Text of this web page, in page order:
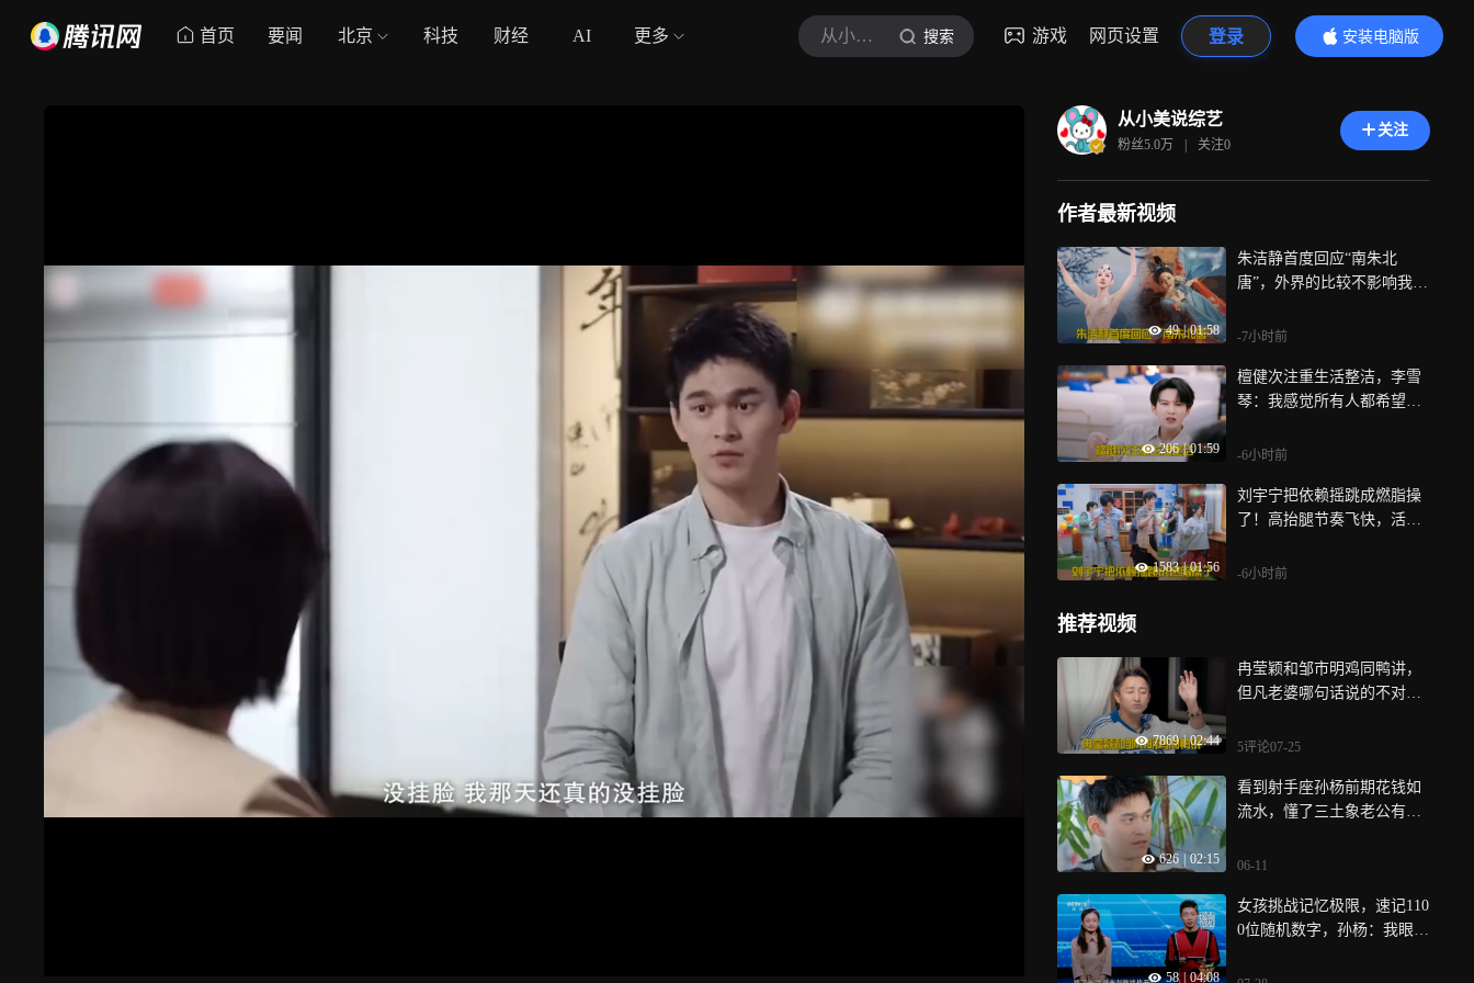
首页 要闻 北京 科技 财经 AI 更多 从小美说综艺 搜索 游戏 网页设置 登录
安装电脑版
内容更精彩
从小美说综艺
粉丝5.0万 | 关注0
关注
作者最新视频
49 | 01:58
朱洁静首度回应“南朱北
唐”，外界的比较不影响我和
-7小时前
206 | 01:59
檀健次注重生活整洁，李雪
琴：我感觉所有人都希望跟
-6小时前
1583 | 01:56
刘宇宁把依赖摇跳成燃脂操
了！高抬腿节奏飞快，活力
-6小时前
推荐视频
7869 | 02:44
冉莹颖和邹市明鸡同鸭讲，
但凡老婆哪句话说的不对，
5评论07-25
626 02:15
看到射手座孙杨前期花钱如
流水，懂了三土象老公有多
06-11
58 04:08
女孩挑战记忆极限，速记110
0位随机数字，孙杨：我眼睛